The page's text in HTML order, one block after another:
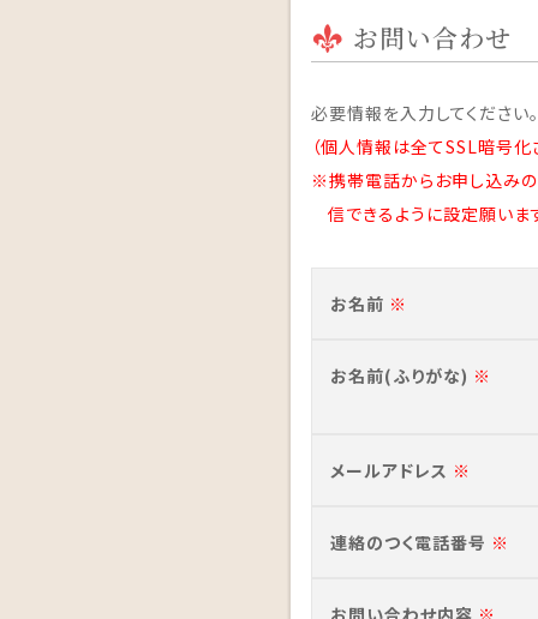
お問い合わせ
必要情報を入力してください
（個人情報は全てSSL暗号
※携帯電話からお申し込み
信できるように設定願いま
お名前 ※
お名前(ふりがな) ※
メールアドレス ※
連絡のつく電話番号 ※